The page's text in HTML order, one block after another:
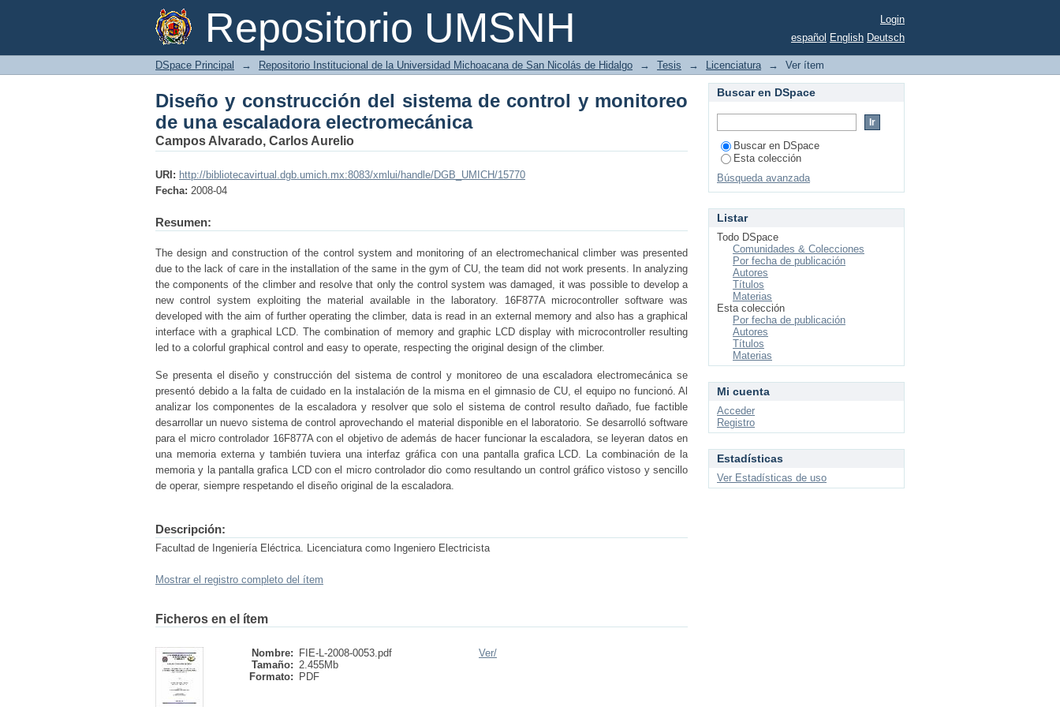
Repositorio UMSNH
Diseño y construcción del sistema de control y monitoreo de una escaladora
electromecánica
Login
español English Deutsch
DSpace Principal → Repositorio Institucional de la Universidad Michoacana de San Nicolás de Hidalgo → Tesis → Licenciatura → Ver ítem
Diseño y construcción del sistema de control y monitoreo
de una escaladora electromecánica
Campos Alvarado, Carlos Aurelio
URI: http://bibliotecavirtual.dgb.umich.mx:8083/xmlui/handle/DGB_UMICH/15770
Fecha: 2008-04
Resumen:
The design and construction of the control system and monitoring of an electromechanical climber was presented
due to the lack of care in the installation of the same in the gym of CU, the team did not work presents. In analyzing
the components of the climber and resolve that only the control system was damaged, it was possible to develop a
new control system exploiting the material available in the laboratory. 16F877A microcontroller software was
developed with the aim of further operating the climber, data is read in an external memory and also has a graphical
interface with a graphical LCD. The combination of memory and graphic LCD display with microcontroller resulting
led to a colorful graphical control and easy to operate, respecting the original design of the climber.
Se presenta el diseño y construcción del sistema de control y monitoreo de una escaladora electromecánica se
presentó debido a la falta de cuidado en la instalación de la misma en el gimnasio de CU, el equipo no funcionó. Al
analizar los componentes de la escaladora y resolver que solo el sistema de control resulto dañado, fue factible
desarrollar un nuevo sistema de control aprovechando el material disponible en el laboratorio. Se desarrolló software
para el micro controlador 16F877A con el objetivo de además de hacer funcionar la escaladora, se leyeran datos en
una memoria externa y también tuviera una interfaz gráfica con una pantalla grafica LCD. La combinación de la
memoria y la pantalla grafica LCD con el micro controlador dio como resultando un control gráfico vistoso y sencillo
de operar, siempre respetando el diseño original de la escaladora.
Descripción:
Facultad de Ingeniería Eléctrica. Licenciatura como Ingeniero Electricista
Mostrar el registro completo del ítem
Ficheros en el ítem
Nombre:
FIE-L-2008-0053.pdf
Tamaño: 2.455Mb
Formato:
PDF
Ver/
Buscar en DSpace
Buscar en DSpace
Esta colección
Búsqueda avanzada
Listar
Todo DSpace
Comunidades & Colecciones
Por fecha de publicación
Autores
Títulos
Materias
Esta colección
Por fecha de publicación
Autores
Títulos
Materias
Mi cuenta
Acceder
Registro
Estadísticas
Ver Estadísticas de uso